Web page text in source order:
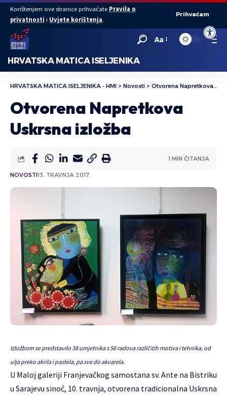
Open
Korištenjem ove stranice prihvaćate Pravila o
privatnosti i Uvjete korištenja.
Prihvaćam
Aa
HRVATSKA MATICA ISELJENIKA
HRVATSKA MATICA ISELJENIKA - HMI > Novosti > Otvorena Napretkova Uskrsna izložba
Otvorena Napretkova
Uskrsna izložba
NOVOSTI13. TRAVNJA 2017.
1 MIN ČITANJA
Izložbom se predstavilo 38 umjetnika s 56 radova različitih motiva i tehnika, od
ulja preko akrila i pastela, pa sve do akvarela.
U Maloj galeriji Franjevačkog samostana sv. Ante na Bistriku
u Sarajevu sinoć, 10. travnja, otvorena tradicionalna Uskrsna